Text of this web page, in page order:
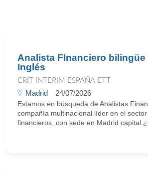
Analista FInanciero bilingüe
Inglés
CRIT INTERIM ESPAÑA ETT
Madrid 24/07/2026
Estamos en búsqueda de Analistas
compañía multinacional líder en el
financieros, con sede en Madrid